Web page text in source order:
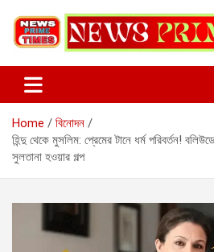
content
Home
বিনোদন
হিন্দু থেকে মুসলিম: প্রেমের টানে ধর্ম পরিবর্তন!
সুলতানা হওয়ার গল্প